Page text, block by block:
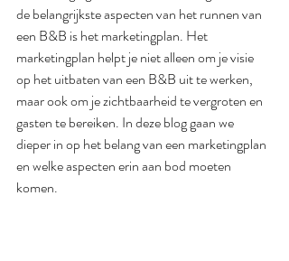
de belangrijkste aspecten van het runnen van
een B&B is het marketingplan. Het
marketingplan helpt je niet alleen om je visie
op het uitbaten van een B&B uit te werken,
maar ook om je zichtbaarheid te vergroten en
gasten te bereiken. In deze blog gaan we
dieper in op het belang van een marketingplan
en welke aspecten erin aan bod moeten
komen.